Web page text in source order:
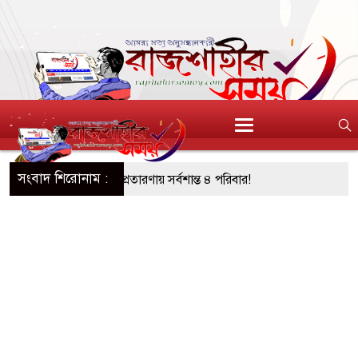
সংবাদ শিরোনাম :
আশ্বাস: দুুই যুবকের প্রতারণায় সর্বশান্ত ৪ পরিবার!